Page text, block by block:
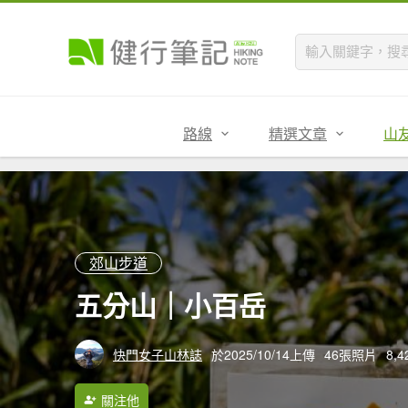
路線 精選文章 山
郊山步道
五分山｜小百岳
快門女子山林誌 於2025/10/14上傳 46張照片
關注他